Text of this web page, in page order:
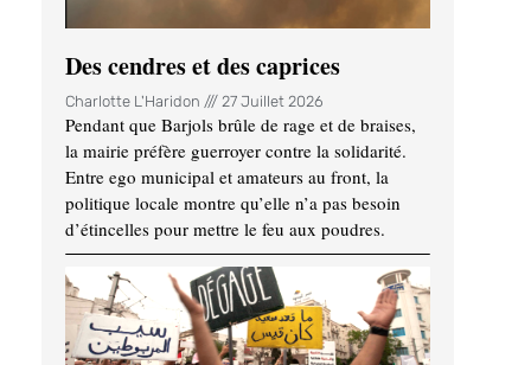
Des cendres et des caprices
Charlotte L'Haridon 27 Juillet 2026
Pendant que Barjols brûle de rage et de braises,
la mairie préfère guerroyer contre la solidarité.
Entre ego municipal et amateurs au front, la
politique locale montre qu’elle n’a pas besoin
d’étincelles pour mettre le feu aux poudres.